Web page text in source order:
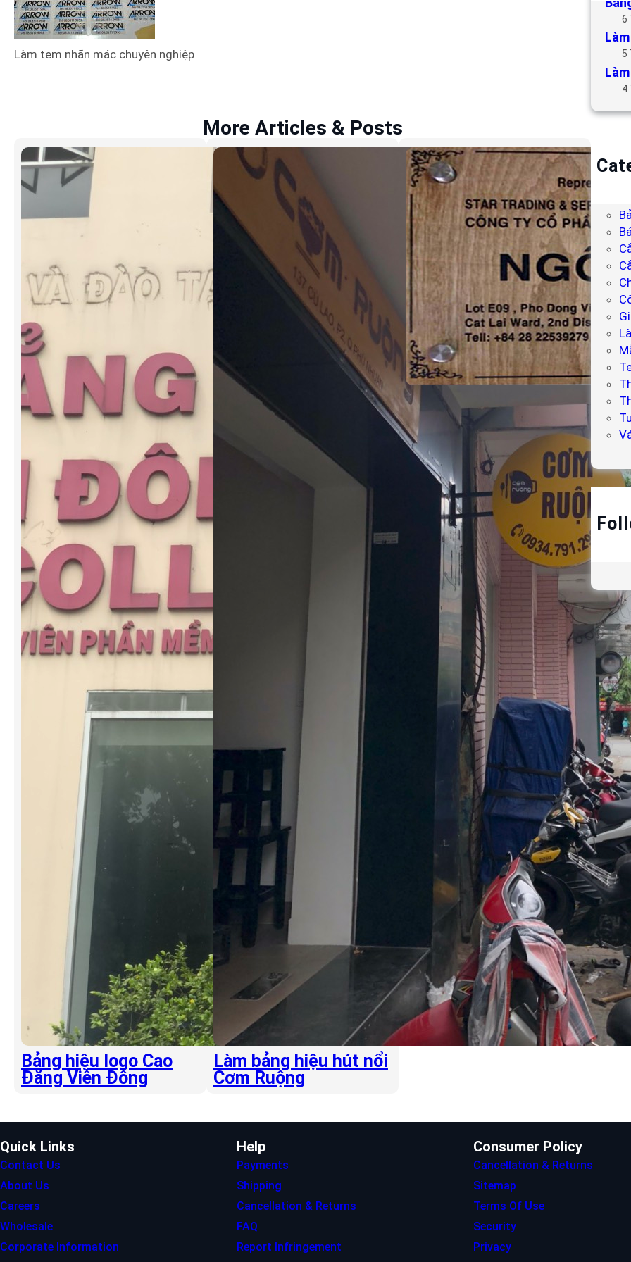
Làm tem nhãn mác chuyên nghiệp
More Articles & Posts
Bảng hiệu logo Cao
Đẳng Viễn Đông
Làm bảng hiệu hút nổi
Cơm Ruộng
Làm bảng hiệu gỗ Tầm
Nhìn Việt
6
5
4
Quick Links
Contact Us
About Us
Careers
Wholesale
Corporate Information
Help
Payments
Shipping
Cancellation & Returns
FAQ
Report Infringement
Consumer Policy
Cancellation & Returns
Sitemap
Terms Of Use
Security
Privacy